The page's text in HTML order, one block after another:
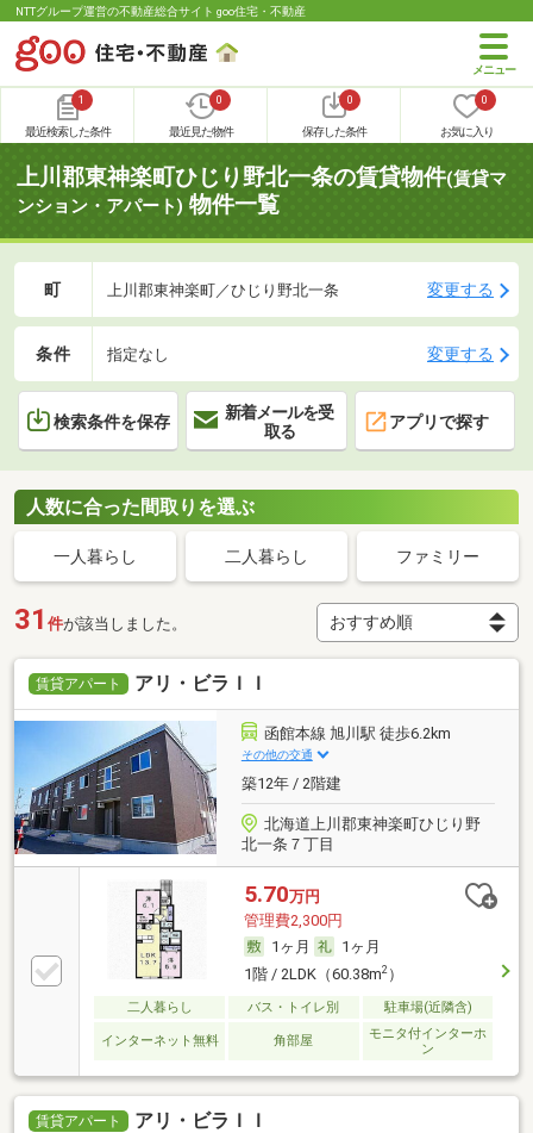
NTTグループ運営の不動産総合サイト goo住宅・不動産
1
最近検索した条件
0
最近見た物件
0
保存した条件
0
お気に入り
上川郡東神楽町ひじり野北一条の賃貸物件(賃貸マ
ンション・アパート) 物件一覧
町 上川郡東神楽町／ひじり野北一条 変更する
条件 指定なし 変更する
検索条件を保存
新着メールを受
取る
アプリで探す
人数に合った間取りを選ぶ
一人暮らし 二人暮らし ファミリー
31 件が該当しました。
賃貸アパート アリ・ビラＩＩ
函館本線 旭川駅 徒歩6.2km
その他の交通
築12年 / 2階建
北海道上川郡東神楽町ひじり野
北一条７丁目
5.70万円
管理費2,300円
1ヶ月
1ヶ月
1階 / 2LDK（60.38m2）
二人暮らし バス・トイレ別 駐車場(近隣含)
インターネット無料 角部屋
モニタ付インターホ
ン
賃貸アパート アリ・ビラＩＩ